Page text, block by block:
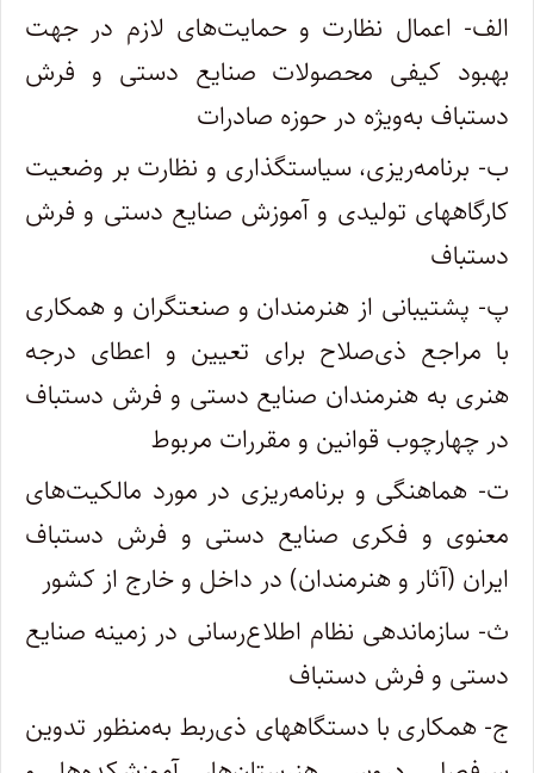
الف- اعمال نظارت و حمایت‌های لازم در جهت
بهبود کیفی محصولات صنایع دستی و فرش
دستباف به‌ویژه در حوزه صادرات
ب- برنامه‌ریزی، سیاستگذاری و نظارت بر وضعیت
کارگاههای تولیدی و آموزش صنایع دستی و فرش
دستباف
پ- پشتیبانی از هنرمندان و صنعتگران و همکاری
با مراجع ذی‌صلاح برای تعیین و اعطای درجه
هنری به هنرمندان صنایع دستی و فرش دستباف
در چهارچوب قوانین و مقررات مربوط
ت- هماهنگی و برنامه‌ریزی در مورد مالکیت‌های
معنوی و فکری صنایع دستی و فرش دستباف
ایران (آثار و هنرمندان) در داخل و خارج از کشور
ث- سازماندهی نظام اطلاع‌رسانی در زمینه صنایع
دستی و فرش دستباف
ج- همکاری با دستگاههای ذی‌ربط به‌منظور تدوین